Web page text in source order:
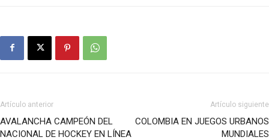
Artículo anterior
AVALANCHA CAMPEÓN DEL
NACIONAL DE HOCKEY EN LÍNEA
Artículo siguiente
COLOMBIA EN JUEGOS URBANOS
MUNDIALES